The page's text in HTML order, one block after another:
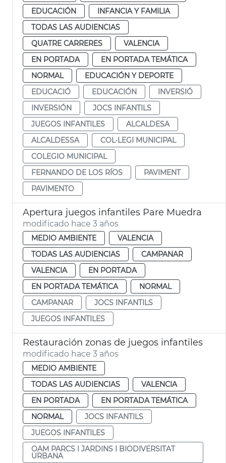
EDUCACIÓN
INFANCIA Y FAMILIA
TODAS LAS AUDIENCIAS
QUATRE CARRERES
VALENCIA
EN PORTADA
EN PORTADA TEMÁTICA
NORMAL
EDUCACIÓN Y DEPORTE
EDUCACIÓ
EDUCACIÓN
INVERSIÓ
INVERSIÓN
JOCS INFANTILS
JUEGOS INFANTILES
ALCALDESA
ALCALDESSA
COL·LEGI MUNICIPAL
COLEGIO MUNICIPAL
FERNANDO DE LOS RÍOS
PAVIMENT
PAVIMENTO
Apertura juegos infantiles Pare Muedra
modificado hace 3 años
MEDIO AMBIENTE
VALENCIA
TODAS LAS AUDIENCIAS
CAMPANAR
VALENCIA
EN PORTADA
EN PORTADA TEMÁTICA
NORMAL
CAMPANAR
JOCS INFANTILS
JUEGOS INFANTILES
Restauración zonas de juegos infantiles
modificado hace 3 años
MEDIO AMBIENTE
TODAS LAS AUDIENCIAS
VALENCIA
EN PORTADA
EN PORTADA TEMÁTICA
NORMAL
JOCS INFANTILS
JUEGOS INFANTILES
OAM PARCS I JARDINS I BIODIVERSITAT
URBANA